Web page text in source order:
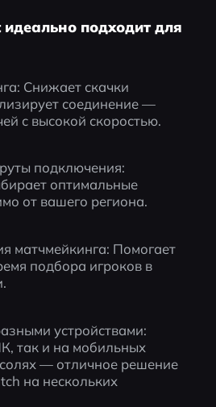
подходит для
Снижает скачки
соединение —
с высокой скоростью.
подключения:
оптимальные
от вашего региона.
матчмейкинга: Помогает
подбора игроков в
устройствами:
так и на мобильных
— отличное решение
на нескольких